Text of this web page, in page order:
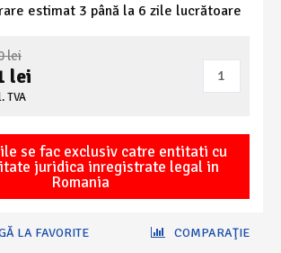
estimat 3 până la 6 zile lucrătoare
leiPrețul
inițial
a
fost:
lei
TVA
Cantitate
W
-
de
gaurit
se fac exclusiv catre entitati cu
juridica inregistrate legal in
Romania
LA FAVORITE COMPARAŢIE